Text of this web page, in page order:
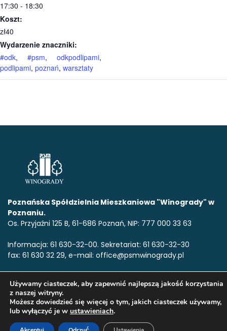
17:30 - 18:30
Koszt:
zł40
Wydarzenie znaczniki:
#odk, #psm, odkpodlipami,
podlipami, poznań, warsztaty
Poznańska Spółdzielnia Mieszkaniowa "Winogrady" w
Poznaniu.
Os. Przyjaźni 125 B, 61-686 Poznań, NIP: 777 000 33 63
Informacja: 61 630-32-00. Sekretariat: 61 630-32-30
fax: 61 630 32 29, e-mail: office@psmwinogrady.pl
www.psmwinogrady.plCopyright © 2020. Wszelkie prawa
zastrzeżone.All rights reserved.
Używamy ciasteczek, aby zapewnić najlepszą jakość korzystania
z naszej witryny.
Możesz dowiedzieć się więcej o tym, jakich ciasteczek używamy,
lub wyłączyć je w ustawieniach.